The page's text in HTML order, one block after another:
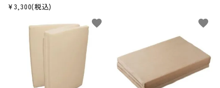
¥3,300(税込)
favorite favorite